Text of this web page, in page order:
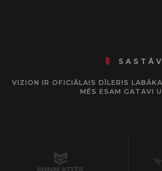
VIZION IR OFICIĀLAIS DĪLERIS
MĒS ESAM GATAVI